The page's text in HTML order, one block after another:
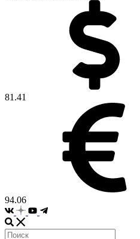
81.41
94.06